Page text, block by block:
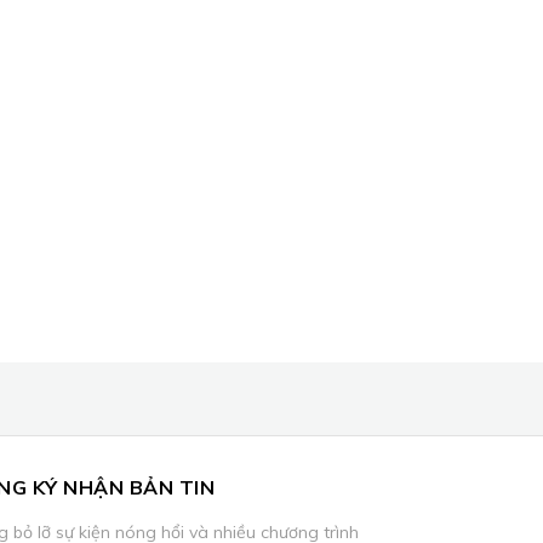
KÝ NHẬN BẢN TIN
bỏ lỡ sự kiện nóng hổi và nhiều chương trình